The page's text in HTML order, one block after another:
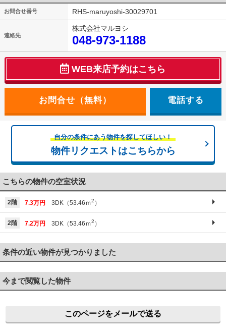
お問合せ番号 RHS-maruyoshi-30029701
連絡先
株式会社マルヨシ
048-973-1188
WEB来店予約はこちら
電話する
自分の条件にあう物件を探してほしい！
物件リクエストはこちらから
こちらの物件の空室状況
2階 7.3万円 3DK（53.46ｍ2 ）
2階 7.2万円 3DK（53.46ｍ2 ）
条件の近い物件が見つかりました
今まで閲覧した物件
このページをメールで送る